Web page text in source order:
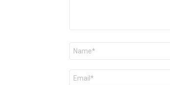
electrónico